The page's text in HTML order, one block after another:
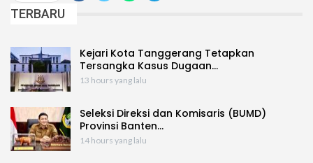
TERBARU
Kejari Kota Tanggerang Tetapkan
Tersangka Kasus Dugaan…
13 hours yang lalu
Seleksi Direksi dan Komisaris (BUMD)
Provinsi Banten…
14 hours yang lalu